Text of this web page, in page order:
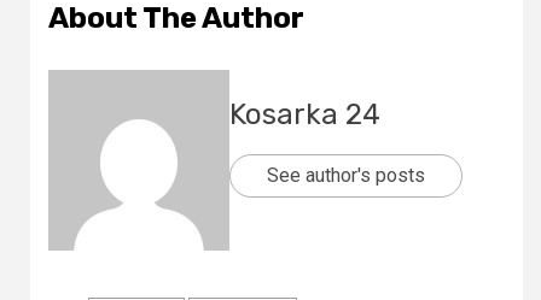
About The Author
Kosarka 24
See author's posts